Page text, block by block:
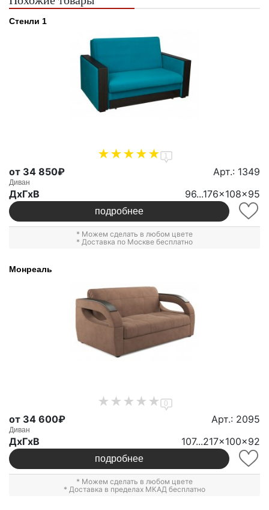
Стенли 1
1
от 34 850₽ Арт.: 1349
Диван
ДxГxВ 96...176x108x95
подробнее
* Можем сделать в любом цвете
* Доставка по Москве бесплатно
Монреаль
0
от 34 600₽ Арт.: 2095
Диван
ДxГxВ 107...217x100x92
подробнее
* Можем сделать в любом цвете
* Доставка в пределах МКАД бесплатно